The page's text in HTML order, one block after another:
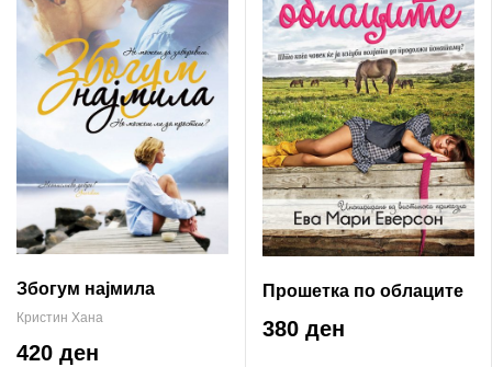
Збогум најмила
Кристин Хана
420 ден
Прошетка по облаците
380 ден